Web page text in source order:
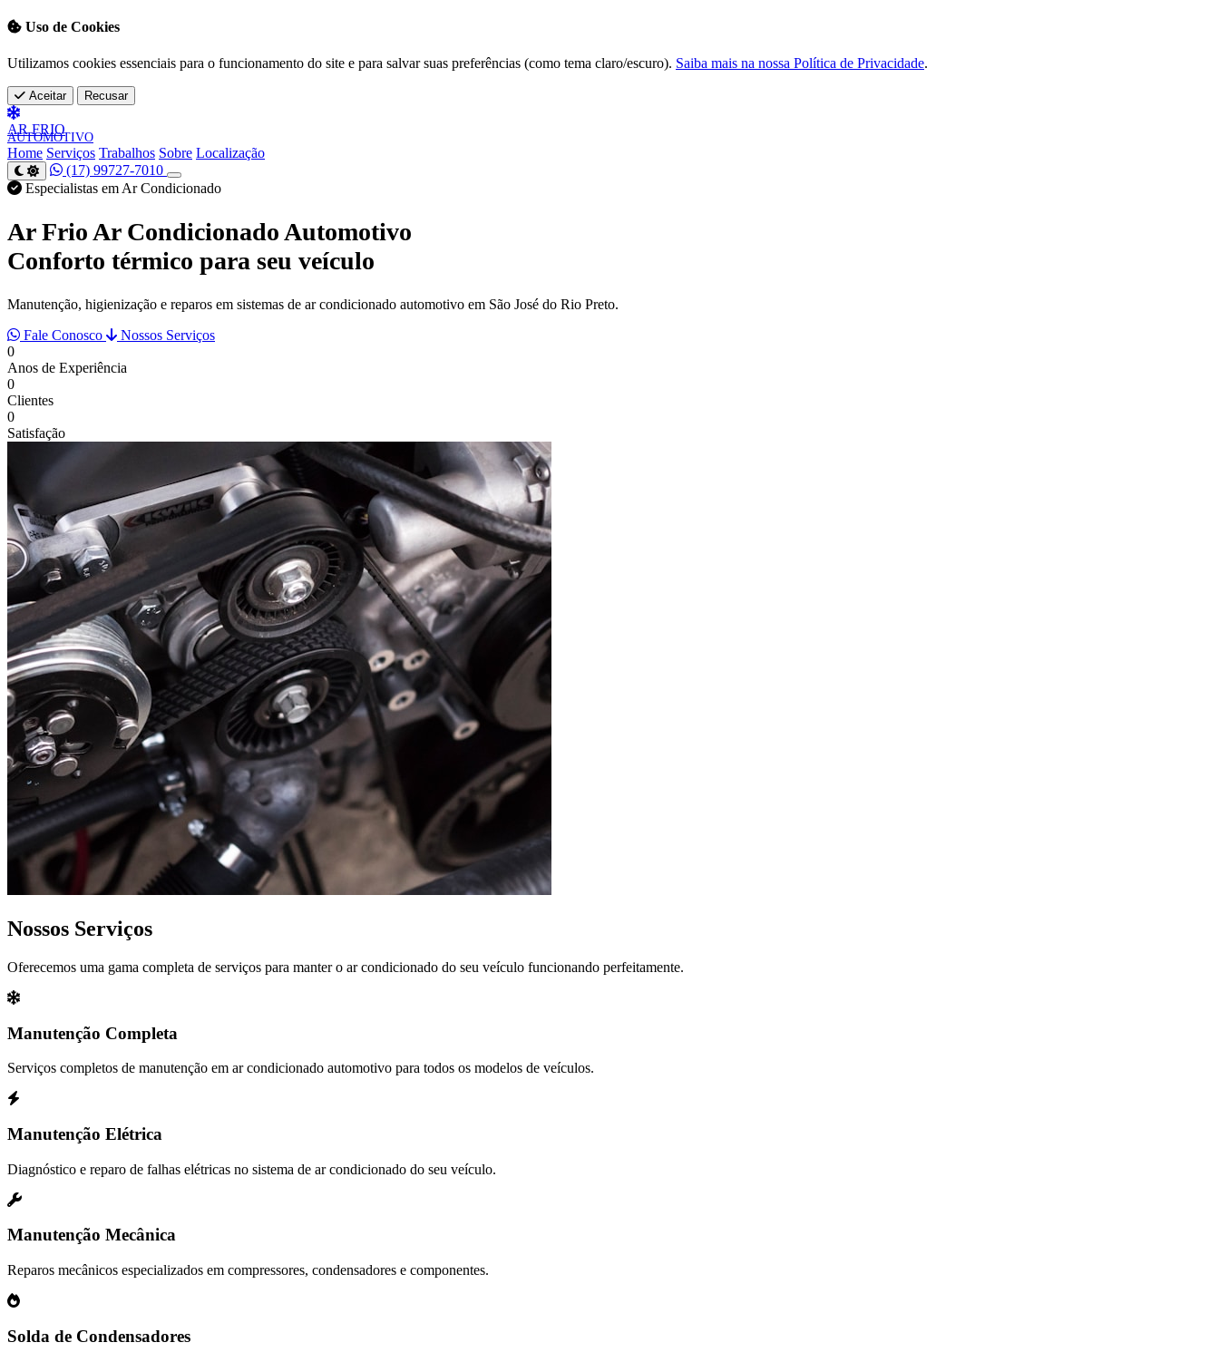
Uso de Cookies
Utilizamos cookies essenciais para o funcionamento do site e para salvar suas preferências (como tema claro/escuro). Saiba mais na nossa Política de Privacidade.
Aceitar Recusar
ARFRIO
AUTOMOTIVO
Home Serviços Trabalhos Sobre Localização
(17) 99727-7010
Especialistas em Ar Condicionado
Ar Frio Ar Condicionado Automotivo
Conforto térmico para seu veículo
Manutenção, higienização e reparos em sistemas de ar condicionado automotivo em São José do Rio Preto.
Fale Conosco
Nossos Serviços
0
Anos de Experiência
0
Clientes
0
Satisfação
Nossos Serviços
Oferecemos uma gama completa de serviços para manter o ar condicionado do seu veículo funcionando perfeitamente.
Manutenção Completa
Serviços completos de manutenção em ar condicionado automotivo para todos os modelos de veículos.
Manutenção Elétrica
Diagnóstico e reparo de falhas elétricas no sistema de ar condicionado do seu veículo.
Manutenção Mecânica
Reparos mecânicos especializados em compressores, condensadores e componentes.
Solda de Condensadores